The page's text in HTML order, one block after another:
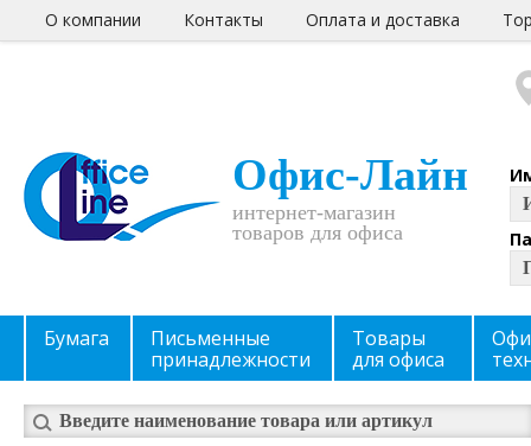
О компании Контакты Оплата и доставка
Офис-Лайн
интернет-магазин
товаров для офиса
Бумага
Письменные
принадлежности
Товары
для офиса